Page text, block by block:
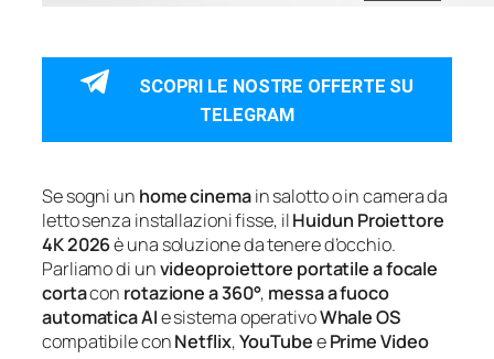
SCOPRI LE NOSTRE OFFERTE SU
TELEGRAM
Se sogni un home cinemain salotto o in camera da
letto senza installazioni fisse, ilHuidun Proiettore
4K 2026è una soluzione da tenere d’occhio.
Parliamo di unvideoproiettore portatile a focale
cortacon rotazione a 360°, messa a fuoco
automatica AIe sistema operativoWhale OS
compatibile conNetflix,YouTubeePrime Video